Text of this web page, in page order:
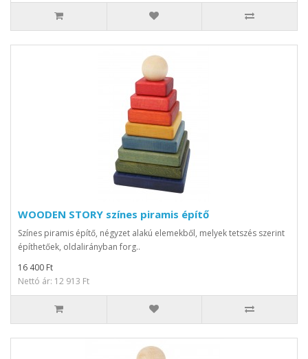
WOODEN STORY színes piramis építő
Színes piramis építő, négyzet alakú elemekből, melyek tetszés szerint
építhetőek, oldalirányban forg..
16 400 Ft
Nettó ár: 12 913 Ft